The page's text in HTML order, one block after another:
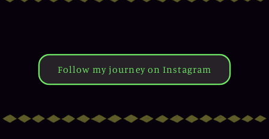
Follow my journey on Instagram